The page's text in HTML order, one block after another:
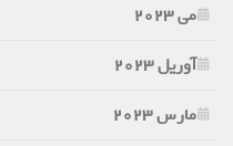
می 2023
آوریل 2023
مارس 2023